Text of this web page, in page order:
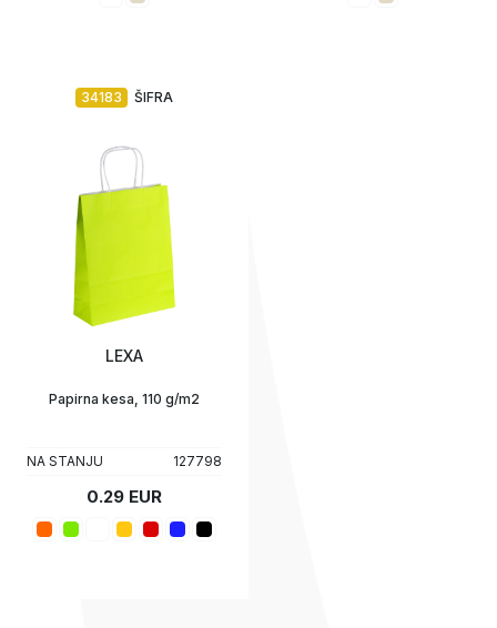
ŠIFRA
34183
LEXA
Papirna kesa, 110 g/m2
NA STANJU 127798
0.29 EUR